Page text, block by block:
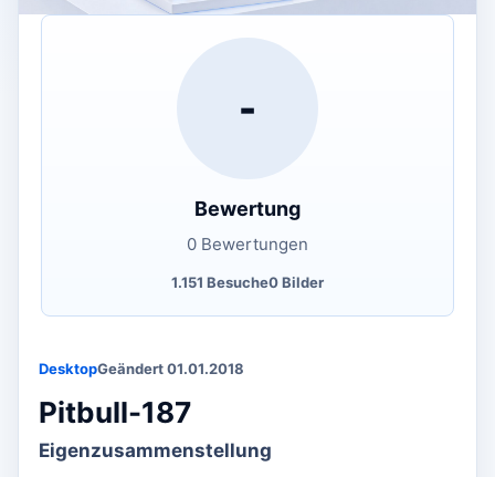
DesktopGeändert 01.01.2018
Pitbull-187
Eigenzusammenstellung
-
Bewertung
0 Bewertungen
1.151 Besuche0 Bilder